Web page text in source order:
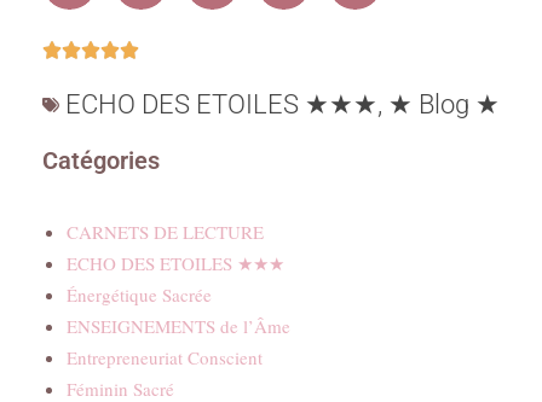
ECHO DES ETOILES ★★★, ★ Blog ★
Catégories
CARNETS DE LECTURE
ECHO DES ETOILES ★★★
Énergétique Sacrée
ENSEIGNEMENTS de l’Âme
Entrepreneuriat Conscient
Féminin Sacré